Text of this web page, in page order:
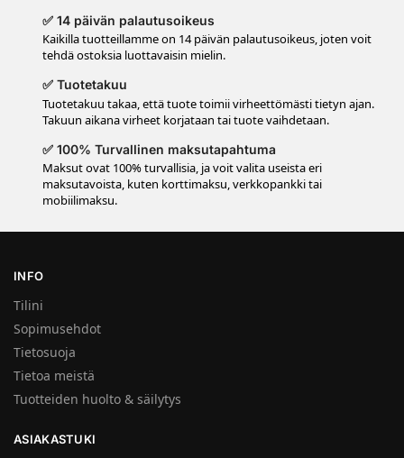
✅ 14 päivän palautusoikeus
Kaikilla tuotteillamme on 14 päivän palautusoikeus, joten voit
tehdä ostoksia luottavaisin mielin.
✅ Tuotetakuu
Tuotetakuu takaa, että tuote toimii virheettömästi tietyn ajan.
Takuun aikana virheet korjataan tai tuote vaihdetaan.
✅ 100% Turvallinen maksutapahtuma
Maksut ovat 100% turvallisia, ja voit valita useista eri
maksutavoista, kuten korttimaksu, verkkopankki tai
mobiilimaksu.
INFO
Tilini
Sopimusehdot
Tietosuoja
Tietoa meistä
Tuotteiden huolto & säilytys
ASIAKASTUKI